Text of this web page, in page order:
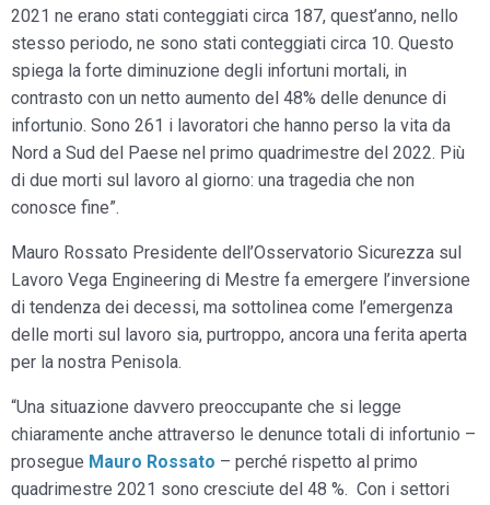
2021 ne erano stati conteggiati circa 187, quest’anno, nello
stesso periodo, ne sono stati conteggiati circa 10. Questo
spiega la forte diminuzione degli infortuni mortali, in
contrasto con un netto aumento del 48% delle denunce di
infortunio. Sono 261 i lavoratori che hanno perso la vita da
Nord a Sud del Paese nel primo quadrimestre del 2022. Più
di due morti sul lavoro al giorno: una tragedia che non
conosce fine”.
Mauro Rossato Presidente dell’Osservatorio Sicurezza sul
Lavoro Vega Engineering di Mestre fa emergere l’inversione
di tendenza dei decessi, ma sottolinea come l’emergenza
delle morti sul lavoro sia, purtroppo, ancora una ferita aperta
per la nostra Penisola.
“Una situazione davvero preoccupante che si legge
chiaramente anche attraverso le denunce totali di infortunio –
prosegue Mauro Rossato – perché rispetto al primo
quadrimestre 2021 sono cresciute del 48 %. Con i settori